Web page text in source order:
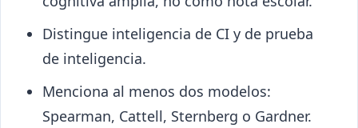
Distingue inteligencia de CI y de prueba
de inteligencia.
Menciona al menos dos modelos:
Spearman, Cattell, Sternberg o Gardner.